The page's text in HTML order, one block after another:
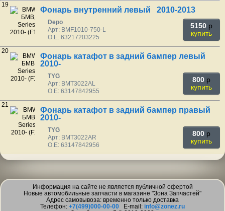
19
Фонарь внутренний левый 2010-2013
Depo
Арт: BMF1010-750-L
O.E: 63217203225
5150 p
купить
20
Фонарь катафот в задний бампер левый
2010-
TYG
Арт: BMT3022AL
O.E: 63147842955
800 p
купить
21
Фонарь катафот в задний бампер правый
2010-
TYG
Арт: BMT3022AR
O.E: 63147842956
800 p
купить
Информация на сайте не является публичной офертой
Новые автомобильные запчасти в магазине "Зона Запчастей"
Адрес самовывоза: временно только доставка
Телефон: +7(499)000-00-00 E-mail: info@zonez.ru